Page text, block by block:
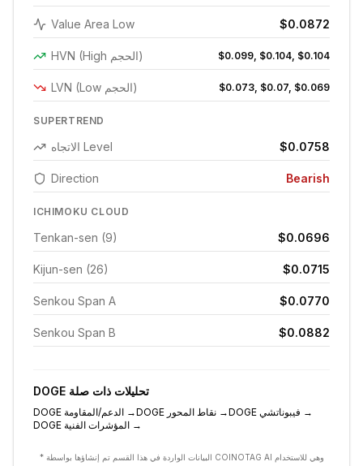
Value Area Low $0.0872
HVN (High الحجم) $0.099, $0.104, $0.104
LVN (Low الحجم) $0.073, $0.07, $0.069
SUPERTREND
الاتجاه Level $0.0758
Direction Bearish
ICHIMOKU CLOUD
Tenkan-sen (9) $0.0696
Kijun-sen (26) $0.0715
Senkou Span A $0.0770
Senkou Span B $0.0882
DOGE تحليلات ذات صلة
DOGE الدعم/المقاومة →DOGE نقاط المحور →DOGE فيبوناتشي →
DOGE المؤشرات الفنية →
* البيانات الواردة في هذا القسم تم إنشاؤها بواسطة COINOTAG AI وهي للاستخدام